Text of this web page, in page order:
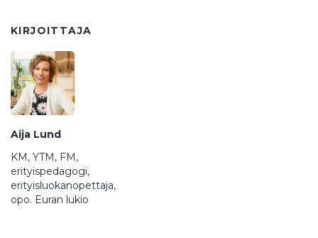
KIRJOITTAJA
Aija Lund
KM, YTM, FM,
erityispedagogi,
erityisluokanopettaja,
opo. Euran lukio